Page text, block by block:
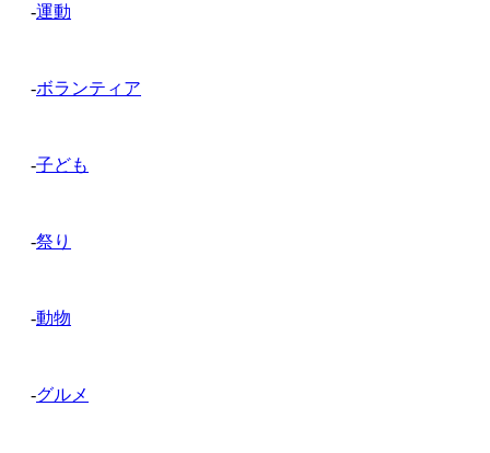
-運動
-ボランティア
-子ども
-祭り
-動物
-グルメ